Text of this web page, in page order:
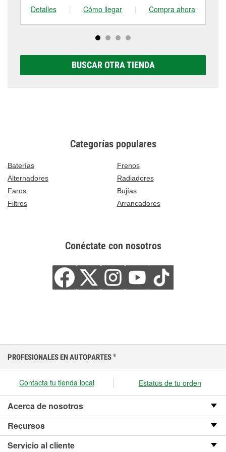
Detalles
| Cómo llegar | Compra ahora
BUSCAR OTRA TIENDA
Categorías populares
Baterías
Frenos
Alternadores
Radiadores
Faros
Bujías
Filtros
Arrancadores
Conéctate con nosotros
PROFESIONALES EN AUTOPARTES ®
Contacta tu tienda local Estatus de tu orden
Acerca de nosotros
Recursos
Servicio al cliente